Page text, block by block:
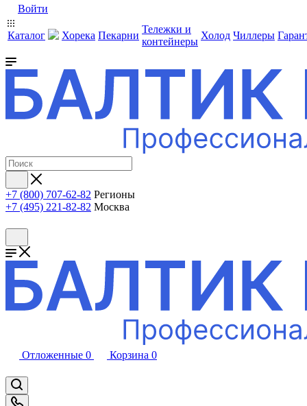
Войти
Каталог Хорека Пекарни
Тележки и
контейнеры
Холод Чиллеры
+7 (800) 707-62-82 Регионы
+7 (495) 221-82-82 Москва
Отложенные 0 Корзина 0